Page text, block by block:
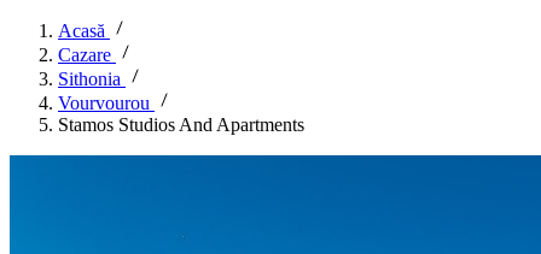
Acasă
Cazare
Sithonia
Vourvourou
Stamos Studios And Apartments